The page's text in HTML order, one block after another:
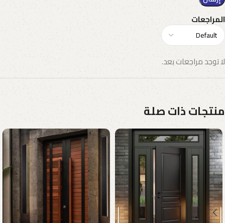
المراجعات
لا توجد مراجعات بعد.
منتجات ذات صلة